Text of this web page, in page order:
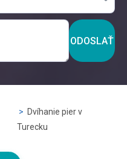
ODOSLAŤ
Dvíhanie pier v
Turecku